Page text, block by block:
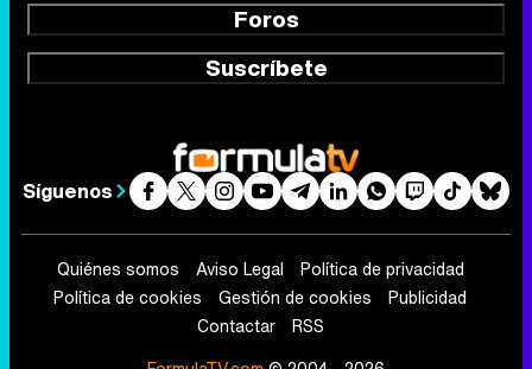
Foros
Suscríbete
Síguenos
Quiénes somos Aviso Legal
Política de privacidad
Política de cookies
Gestión de cookies
Publicidad
Contactar
RSS